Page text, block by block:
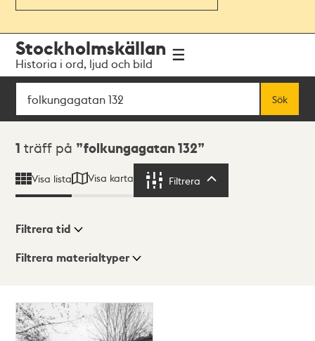
navigationen
huvudinnehållet
Stockholmskällan
Historia i ord, ljud och bild
Sök
Sök
Sökresultat
1 träff på folkungagatan 132
Visa lista Visa karta Filtrera
Visningsläge
Lista
Karta
Filtrera tid
Filtrera materialtyper
träffar